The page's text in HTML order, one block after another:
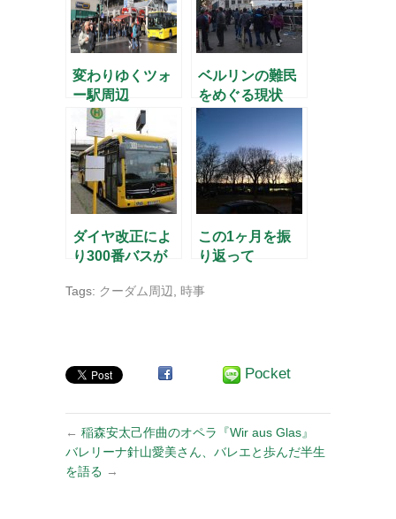
変わりゆくツォ
ー駅周辺
ベルリンの難民
をめぐる現状
ダイヤ改正によ
り300番バスが
この1ヶ月を振
り返って
Tags: クーダム周辺 時事
Pocket
← 稲森安太己作曲のオペラ『Wir aus Glas』
バレリーナ針山愛美さん、バレエと歩んだ半生
を語る →